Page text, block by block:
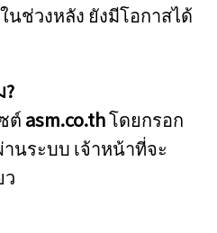
ช่วงหลัง ยังมีโอกาสได้
ต์ asm.co.thโดยกรอก
นระบบ เจ้าหน้าที่จะ